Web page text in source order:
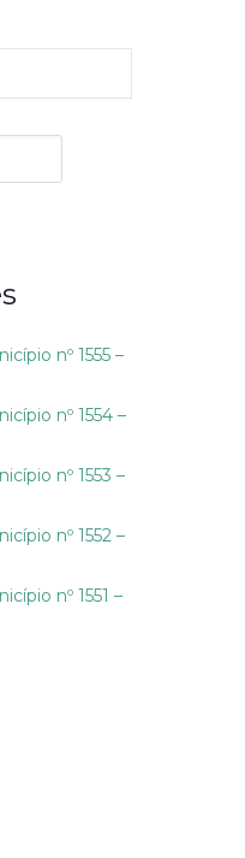
nº 1555 –
nº 1554 –
nº 1553 –
nº 1552 –
nº 1551 –